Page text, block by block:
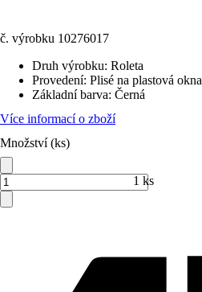
č. výrobku 10276017
Druh výrobku: Roleta
Provedení: Plisé na plastová okna
Základní barva: Černá
Více informací o zboží
Množství (ks)
1 ks